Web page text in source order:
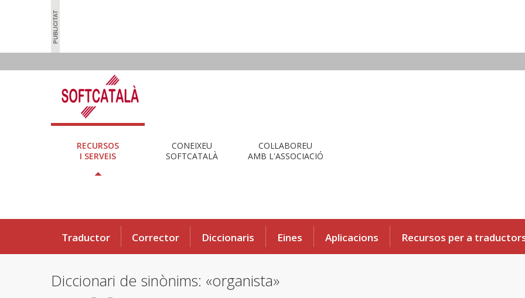
RECURSOS
I SERVEIS
CONEIXEU
SOFTCATALÀ
COL·LABOREU
AMB L'ASSOCIACIÓ
Traductor Corrector Diccionaris Eines Aplicacions Recursos per a
Diccionari de sinònims: «organista»